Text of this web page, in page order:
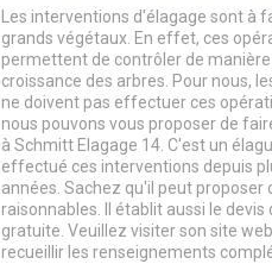
Les interventions d'élagage sont à
grands végétaux. En effet, ces
permettent de contrôler de
croissance des arbres. Pour nous,
ne doivent pas effectuer ces
nous pouvons vous proposer de
à Schmitt Elagage 14. C'est un
effectué ces interventions depuis
années. Sachez qu'il peut proposer
raisonnables. Il établit aussi le devis
gratuite. Veuillez visiter son site
recueillir les renseignements